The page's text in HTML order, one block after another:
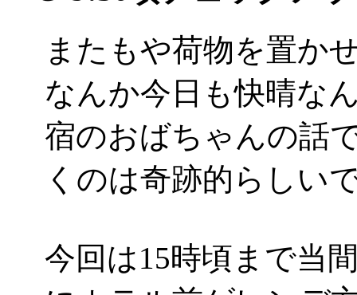
またもや荷物を置か
なんか今日も快晴な
宿のおばちゃんの話
くのは奇跡的らしい
今回は15時頃まで当